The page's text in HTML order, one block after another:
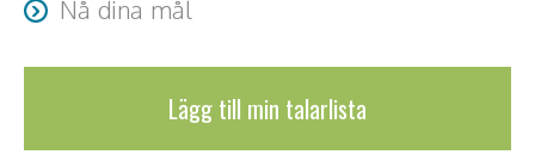
Nå dina mål
Lägg till min talarlista